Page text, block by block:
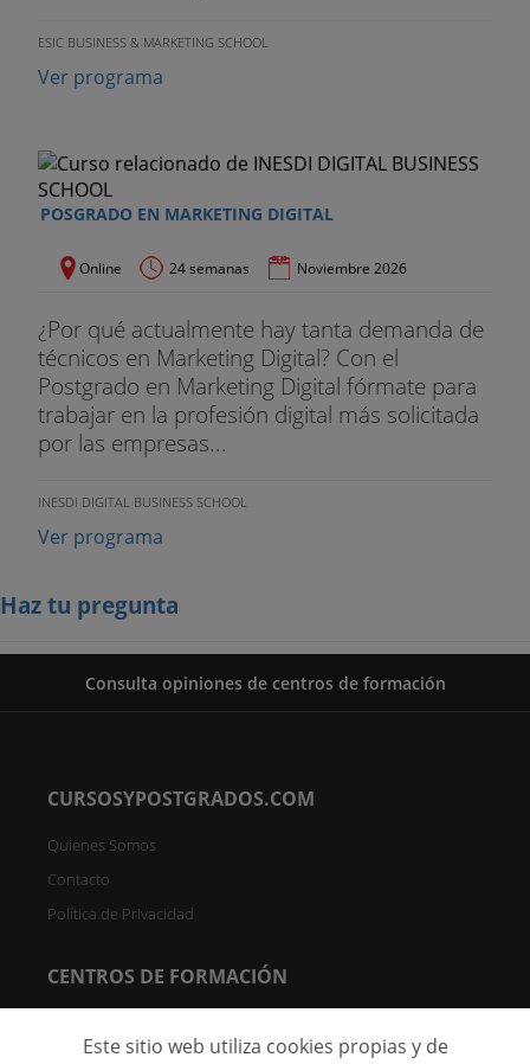
ESIC BUSINESS & MARKETING SCHOOL
Ver programa
POSGRADO EN MARKETING DIGITAL
Online 24 semanas Noviembre 2026
¿Por qué actualmente hay tanta demanda de
técnicos en Marketing Digital? Con el
Postgrado en Marketing Digital fórmate para
trabajar en la profesión digital más solicitada
por las empresas...
INESDI DIGITAL BUSINESS SCHOOL
Ver programa
Haz tu pregunta
Consulta opiniones de centros de formación
CURSOSYPOSTGRADOS.COM
Quienes Somos
Contacto
Política de Privacidad
CENTROS DE FORMACIÓN
Registrar Centro (FREE)
Este sitio web utiliza cookies propias y de